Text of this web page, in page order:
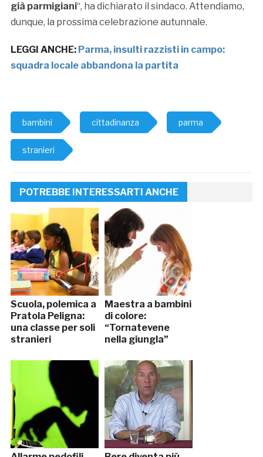
già parmigiani“, ha dichiarato il sindaco. Attendiamo,
dunque, la prossima celebrazione autunnale.
LEGGI ANCHE: Parma, insulti razzisti in campo:
squadra locale abbandona la partita
bambini cittadinanza parma
stranieri
POTREBBE INTERESSARTI ANCHE
Scuola, polemica a
Pratola Peligna:
una classe per soli
stranieri
Maestra a bambini
di colore:
“Tornatevene
nella giungla”